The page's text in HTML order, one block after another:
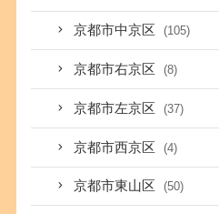
京都市中京区 (105)
京都市右京区 (8)
京都市左京区 (37)
京都市西京区 (4)
京都市東山区 (50)